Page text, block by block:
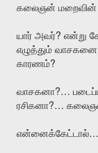
கலைஞன் மறைவின்
யார் அவர்? என்று
எழுத்தும் வாசகனை
காரணம்?
வாசகனா?…
ரசிகனா?…
என்னைக்கேட்டால்…